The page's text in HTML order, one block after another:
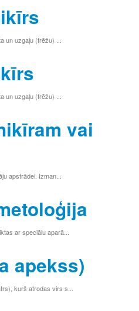
un uzgaļu (frēžu) ...
un uzgaļu (frēžu) ...
vai
apstrādei. Izman...
ar speciālu aparā...
apekss)
kurš atrodas virs s...